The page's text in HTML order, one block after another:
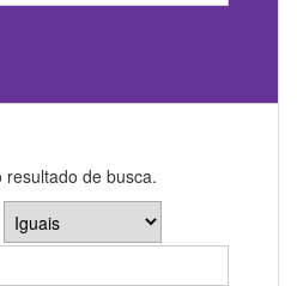
de busca.